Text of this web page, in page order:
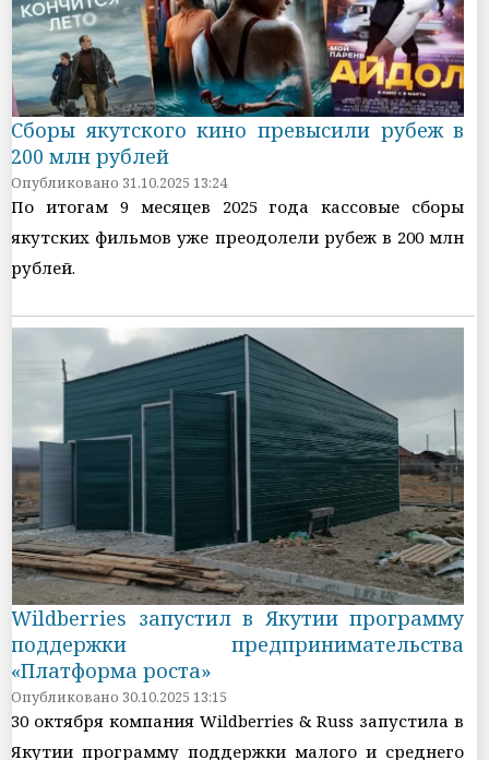
Сборы якутского кино превысили рубеж в
200 млн рублей
Опубликовано 31.10.2025 13:24
По итогам 9 месяцев 2025 года кассовые сборы
якутских фильмов уже преодолели рубеж в 200 млн
рублей.
Wildberries запустил в Якутии программу
поддержки предпринимательства
«Платформа роста»
Опубликовано 30.10.2025 13:15
30 октября компания Wildberries & Russ запустила в
Якутии программу поддержки малого и среднего